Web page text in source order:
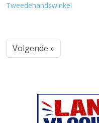
Tweedehandswinkel
Volgende »